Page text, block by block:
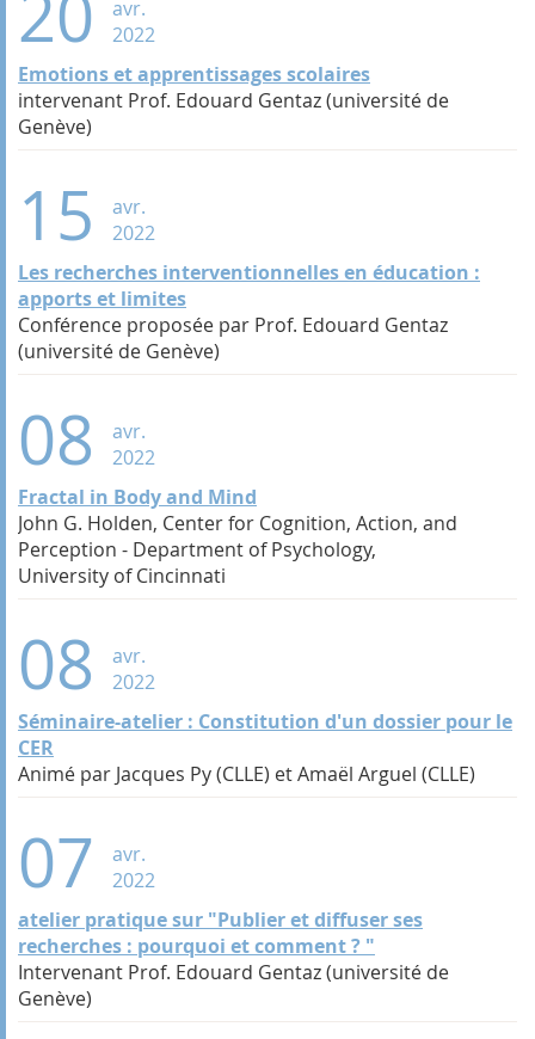
avr.
2022
Emotions et apprentissages scolaires
intervenant Prof. Edouard Gentaz (université de
Genève)
15
avr.
2022
Les recherches interventionnelles en éducation :
apports et limites
Conférence proposée par Prof. Edouard Gentaz
(université de Genève)
08
avr.
2022
Fractal in Body and Mind
John G. Holden, Center for Cognition, Action, and
Perception - Department of Psychology,
University of Cincinnati
08
avr.
2022
Séminaire-atelier : Constitution d'un dossier pour le
CER
Animé par Jacques Py (CLLE) et Amaël Arguel (CLLE)
07
avr.
2022
atelier pratique sur "Publier et diffuser ses
recherches : pourquoi et comment ? "
Intervenant Prof. Edouard Gentaz (université de
Genève)